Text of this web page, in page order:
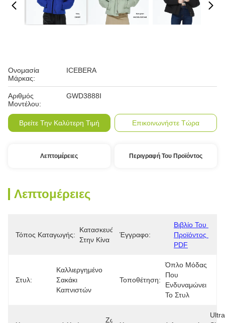
Ονομασία
Μάρκας:
ICEBERA
Αριθμός
Μοντέλου:
GWD3888I
Βρείτε Την Καλύτερη Τιμή Επικοινωνήστε Τώρα
Λεπτομέρειες Περιγραφή Του Προϊόντος
Λεπτομέρειες
Τόπος Καταγωγής:
Κατασκευάζεται
Στην Κίνα
Έγγραφο:
Βιβλίο Του
Προϊόντος
PDF
Στυλ:
Καλλιεργημένο
Σακάκι
Καπνιστών
Τοποθέτηση:
Όπλο Μόδας
Που
Ενδυναμώνει
Το Στυλ
Ζωντανοί